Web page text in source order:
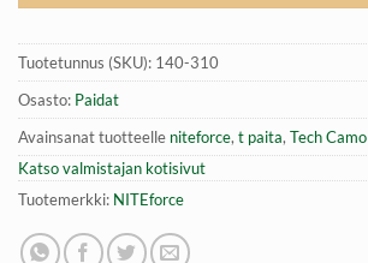
Tuotetunnus (SKU): 140-310
Osasto: Paidat
Avainsanat tuotteelle niteforce, t paita, Tech Camo
Katso valmistajan kotisivut
Tuotemerkki: NITEforce